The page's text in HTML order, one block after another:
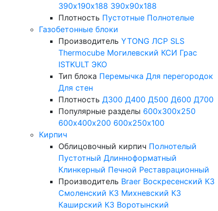
390х190х188 390х90х188
Плотность Пустотные Полнотелые
Газобетонные блоки
Производитель YTONG ЛСР SLS
Thermocube Могилевский КСИ Грас
ISTKULT ЭКО
Тип блока Перемычка Для перегородок
Для стен
Плотность Д300 Д400 Д500 Д600 Д700
Популярные разделы 600х300х250
600х400х200 600х250х100
Кирпич
Облицовочный кирпич Полнотелый
Пустотный Длинноформатный
Клинкерный Печной Реставрационный
Производитель Braer Воскресенский КЗ
Смоленский КЗ Михневский КЗ
Каширский КЗ Воротынский